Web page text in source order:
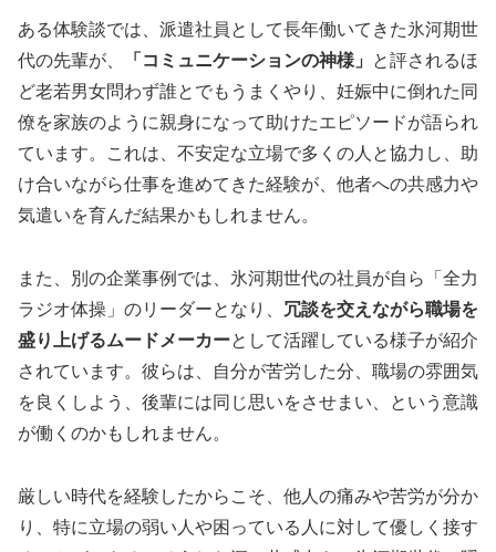
ある体験談では、派遣社員として長年働いてきた氷河期世
代の先輩が、
「コミュニケーションの神様」
と評されるほ
ど老若男女問わず誰とでもうまくやり、妊娠中に倒れた同
僚を家族のように親身になって助けたエピソードが語られ
ています。これは、不安定な立場で多くの人と協力し、助
け合いながら仕事を進めてきた経験が、他者への共感力や
気遣いを育んだ結果かもしれません。
また、別の企業事例では、氷河期世代の社員が自ら「全力
ラジオ体操」のリーダーとなり、 冗談を交えながら職場を
盛り上げるムードメーカーとして活躍している様子が紹介
されています。彼らは、自分が苦労した分、職場の雰囲気
を良くしよう、後輩には同じ思いをさせまい、という意識
が働くのかもしれません。
厳しい時代を経験したからこそ、他人の痛みや苦労が分か
り、特に立場の弱い人や困っている人に対して優しく接す